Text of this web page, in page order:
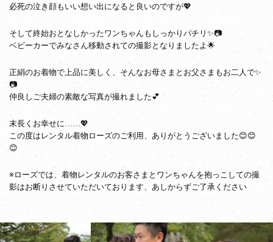
必死の泣き顔もいい想い出になると良いのですが💖
そして終始おとなしかったワンちゃんもしっかりパチリ✨📷
ベビーカーでみなさん移動されての撮影となりましたよ🌟
正絹のお着物で上品に美しく、そんなお母さまとお父さまもお二人で✨
📷
仲良しご夫婦の素敵な写真が撮れました💕
末長くお幸せに……💖
この度はレンタル着物ローズのご利用、ありがとうございました😊😊
😊
※ローズでは、着物レンタルのお客さまとワンちゃんを抱っこしての撮
影はお断りさせていただいております、あしからずご了承ください